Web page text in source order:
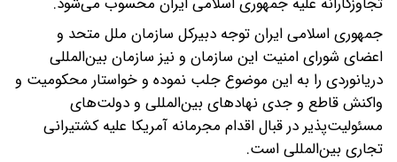
جمهوری اسلامی ایران توجه دبیرکل سازمان ملل متحد و
اعضای شورای امنیت این سازمان و نیز سازمان بین‌المللی
دریانوردی را به این موضوع جلب نموده و خواستار محکومیت و
واکنش قاطع و جدی نهادهای بین‌المللی و دولت‌های
مسئولیت‌پذیر در قبال اقدام مجرمانه آمریکا علیه کشتیرانی
تجاری بین‌المللی است.